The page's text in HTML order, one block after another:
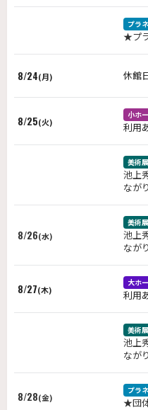
プラ
★プ
8/24(月) 休館
8/25(火)
小ホ
利用
美術
池上
なが
8/26(水)
美術
池上
なが
8/27(木)
大ホ
利用
美術
池上
なが
8/28(金)
プラ
★団